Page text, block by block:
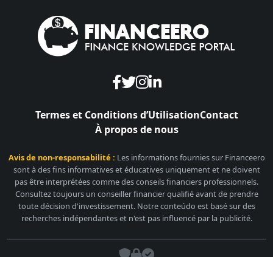
Termes et Conditions d’UtilisationContact
À propos de nous
Avis de non-responsabilité : Les informations fournies sur Financeero
sont à des fins informatives et éducatives uniquement et ne doivent
pas être interprétées comme des conseils financiers professionnels.
Consultez toujours un conseiller financier qualifié avant de prendre
toute décision d'investissement. Notre conteúdo est basé sur des
recherches indépendantes et n'est pas influencé par la publicité.